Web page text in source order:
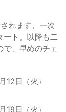
れます。一次
ート。以降も二
で、早めのチェ
日（火）
19日（火）